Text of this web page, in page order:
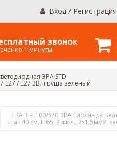
Вход / Регистрация
звонок
1 минуты
ЭРА STD
E27 / Е27 3Вт груша зеленый
ERABL-L100/S40 ЭРА Гирлянда
шаг 40 см, IP65, 2 жил., 2х1,5мм2,